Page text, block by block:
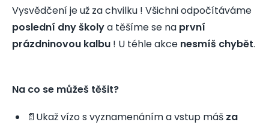
Vysvědčení je už za chvilku ! Všichni odpočítáváme
poslední dny školya těšíme se na první
prázdninovou kalbu ! U téhle akce nesmíš chybět.
Na co se můžeš těšit?
📄Ukaž vízo s vyznamenáním a vstup máš za